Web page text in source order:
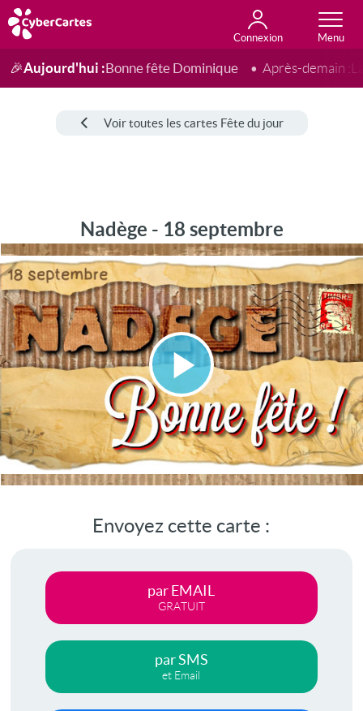
Connexion
Anniversaire
Fête du jour
Amour
Amitié
Merci
Toutes les cartes
🎉Aujourd'hui :Bonne fête Dominique Après-demain :
Voir toutes les cartes Fête du jour
Nadège - 18 septembre
Lire
la
vidéo
Envoyez cette carte :
par EMAIL
GRATUIT
par SMS
et Email